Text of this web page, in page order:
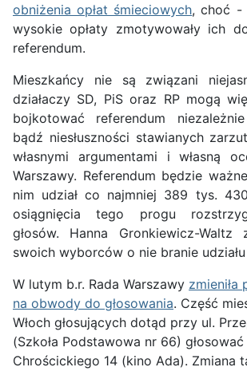
obniżenia opłat śmieciowych, choć -
wysokie opłaty zmotywowały ich
referendum.
Mieszkańcy nie są związani
działaczy SD, PiS oraz RP mogą
bojkotować referendum
bądź niesłuszności stawianych
własnymi argumentami i własną
Warszawy. Referendum będzie
nim udział co najmniej 389 tys.
osiągnięcia tego progu
głosów. Hanna Gronkiewicz-Waltz
swoich wyborców o nie branie
W lutym b.r. Rada Warszawy zmieniła
na obwody do głosowania. Część
Włoch głosujących dotąd przy ul.
(Szkoła Podstawowa nr 66)
Chrościckiego 14 (kino Ada). Zmiana